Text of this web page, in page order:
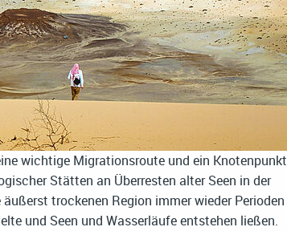
wichtige Migrationsroute und ein Knotenpunkt
Stätten an Überresten alter Seen in der
trockenen Region immer wieder Perioden
und Seen und Wasserläufe entstehen ließen.